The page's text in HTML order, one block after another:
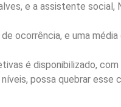
e a assistente social,
ocorrência, e uma
é disponibilizado, com
possa quebrar esse